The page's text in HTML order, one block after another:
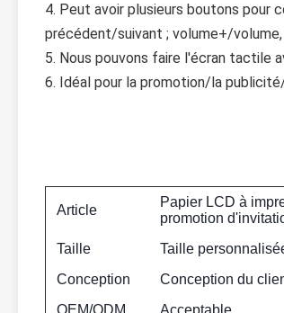
4. Peut avoir plusieurs boutons pour
précédent/suivant ; volume+/
5. Nous pouvons faire l'écran tactile
6. Idéal pour la promotion/la
Article
Papier LCD à
promotion
Taille
Taille
Conception
Conception du
OEM/ODM
Acceptable